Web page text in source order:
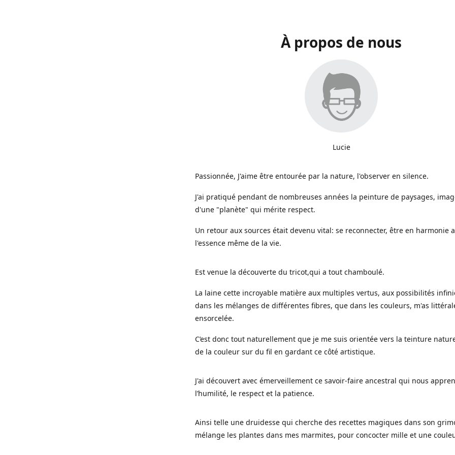
À propos de nous
Lucie
Passionnée, J'aime être entourée par la nature, l'observer en silence.
J'ai pratiqué pendant de nombreuses années la peinture de paysages,
d'une "planète" qui mérite respect.
Un retour aux sources était devenu vital: se reconnecter, être en harmonie
l'essence même de la vie.
Est venue la découverte du tricot,qui a tout chamboulé.
La laine cette incroyable matière aux multiples vertus, aux possibilités
dans les mélanges de différentes fibres, que dans les couleurs, m'as
ensorcelée.
C’est donc tout naturellement que je me suis orientée vers la teinture
de la couleur sur du fil en gardant ce côté artistique.
J'ai découvert avec émerveillement ce savoir-faire ancestral qui nous
l’humilité, le respect et la patience.
Ainsi telle une druidesse qui cherche des recettes magiques dans son
mélange les plantes dans mes marmites, pour concocter mille et une